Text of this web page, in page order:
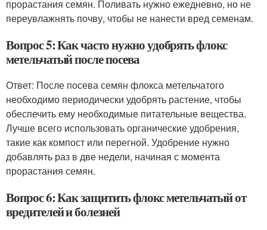
прорастания семян. Поливать нужно ежедневно, но не
переувлажнять почву, чтобы не нанести вред семенам.
Вопрос 5: Как часто нужно удобрять флокс
метельчатый после посева
Ответ: После посева семян флокса метельчатого
необходимо периодически удобрять растение, чтобы
обеспечить ему необходимые питательные вещества.
Лучше всего использовать органические удобрения,
такие как компост или перегной. Удобрение нужно
добавлять раз в две недели, начиная с момента
прорастания семян.
Вопрос 6: Как защитить флокс метельчатый от
вредителей и болезней